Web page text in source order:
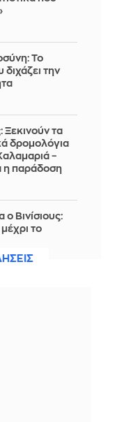
Το
την
τα
δρομολόγια
–
η παράδοση
ο Βινίσιους:
το